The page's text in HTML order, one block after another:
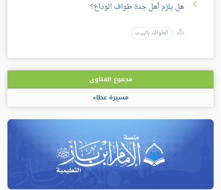
هل يلزم أهل جدة طواف الوداع؟
الطواف بالبيت
مجموع الفتاوى
مسيرة عطاء